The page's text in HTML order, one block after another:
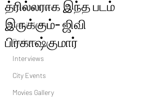
Political News
Tamil News
Reviews
Interviews
City Events
Movies Gallery
த்ரில்லராக இந்த படம்
இருக்கும்- ஜிவி
பிரகாஷ்குமார்